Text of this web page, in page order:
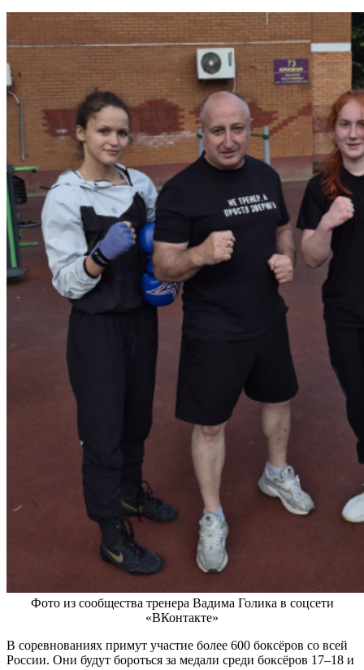
Фото из сообщества тренера Вадима Голика в соцсети
«ВКонтакте»
В соревнованиях примут участие более 600 боксёров со всей
России. Они будут бороться за медали среди боксёров 17–18 и